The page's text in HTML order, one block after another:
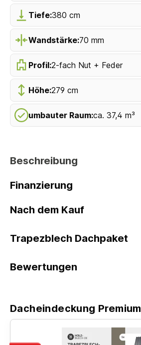
Tiefe:380 cm
Wandstärke:70 mm
Profil:2-fach Nut + Feder
Höhe:279 cm
umbauter Raum:ca. 37,4 m³
Beschreibung
Finanzierung
Nach dem Kauf
Trapezblech Dachpaket
Bewertungen
Dacheindeckung Premium